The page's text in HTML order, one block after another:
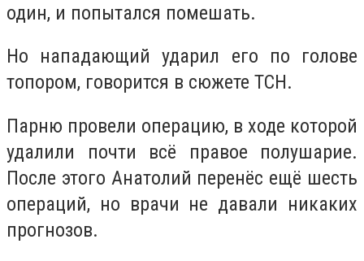
один, и попытался помешать.
Но нападающий ударил его по голове
топором, говорится в сюжете ТСН.
Парню провели операцию, в ходе которой
удалили почти всё правое полушарие.
После этого Анатолий перенёс ещё шесть
операций, но врачи не давали никаких
прогнозов.